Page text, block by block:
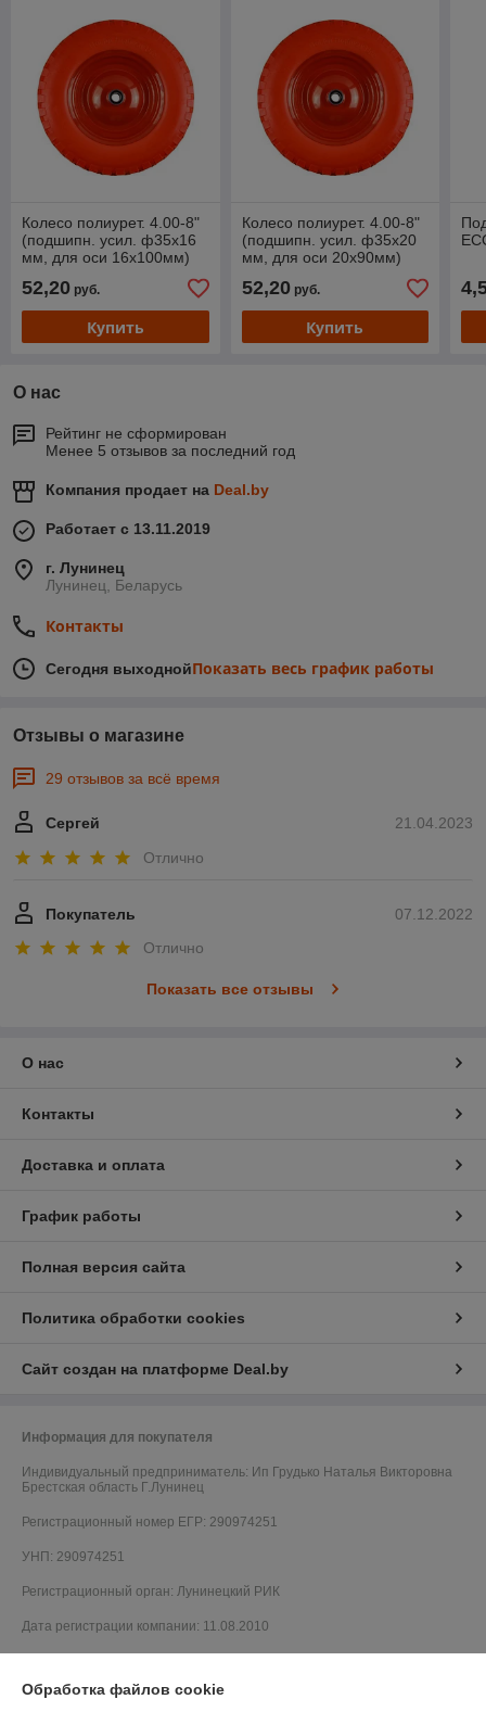
Колесо полиурет. 4.00-8"
(подшипн. усил. ф35x16
мм, для оси 16x100мм)
52,20 руб.
Купить
Колесо полиурет. 4.00-8"
(подшипн. усил. ф35x20
мм, для оси 20x90мм)
52,20руб.
Купить
О нас
Рейтинг не сформирован
Менее 5 отзывов за последний год
Компания продает на Deal.by
Работает с 13.11.2019
г. Лунинец
Лунинец, Беларусь
Контакты
Сегодня выходнойПоказать весь график работы
Отзывы о магазине
29 отзывов за всё время
21.04.2023
Сергей
Отлично
07.12.2022
Покупатель
Отлично
Показать все отзывы
О нас
Контакты
Доставка и оплата
График работы
Полная версия сайта
Политика обработки cookies
Сайт создан на платформе Deal.by
Информация для покупателя
Индивидуальный предприниматель: Ип Грудько Наталья Викторовна
Брестская область Г.Лунинец
Регистрационный номер ЕГР: 290974251
УНП: 290974251
Регистрационный орган: Лунинецкий РИК
Дата регистрации компании: 11.08.2010
Обработка файлов cookie